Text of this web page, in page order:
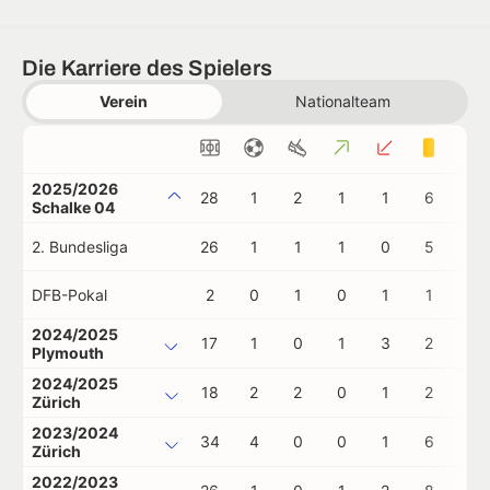
Die Karriere des Spielers
Verein Nationalteam
2025/2026
Schalke 04
28 1 2 1 1 6
2. Bundesliga 26 1 1 1 0 5
DFB-Pokal 2 0 1 0 1 1
2024/2025
Plymouth
17 1 0 1 3 2
2024/2025
Zürich
18 2 2 0 1 2
2023/2024
Zürich
34 4 0 0 1 6
2022/2023